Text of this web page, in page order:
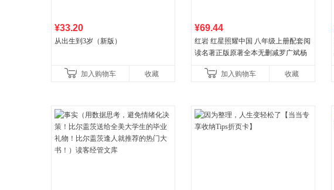
¥33.20
从出生到3岁（新版）
加入购物车 收藏
¥69.44
红岩 红星照耀中国 八年级上册配套阅
读名著正版原著全本无删减罗广斌杨
初中生课外书中国青
加入购物车 收藏